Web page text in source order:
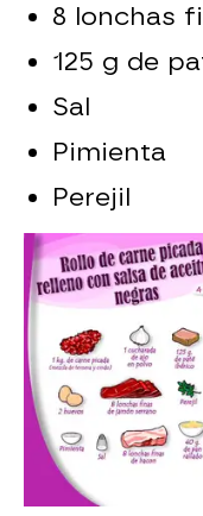
8 lonchas
125 g de
Sal
Pimienta
Perejil